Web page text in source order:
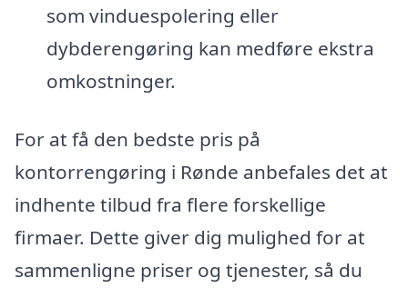
som vinduespolering eller
dybderengøring kan medføre ekstra
omkostninger.
For at få den bedste pris på
kontorrengøring i Rønde anbefales det at
indhente tilbud fra flere forskellige
firmaer. Dette giver dig mulighed for at
sammenligne priser og tjenester, så du